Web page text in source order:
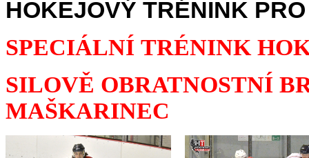
HOKEJOVÝ TRÉNINK
SPECIÁLNÍ TRÉNINK
SILOVĚ OBRATNOSTNÍ
MAŠKARINEC